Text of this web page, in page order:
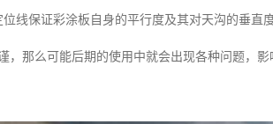
线保证彩涂板自身的平行度及其对天沟的垂直度
，那么可能后期的使用中就会出现各种问题，